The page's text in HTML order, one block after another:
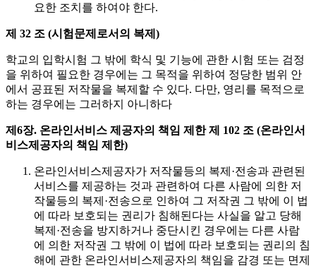
요한 조치를 하여야 한다.
제 32 조 (시험문제로서의 복제)
학교의 입학시험 그 밖에 학식 및 기능에 관한 시험 또는 검정
을 위하여 필요한 경우에는 그 목적을 위하여 정당한 범위 안
에서 공표된 저작물을 복제할 수 있다. 다만, 영리를 목적으로
하는 경우에는 그러하지 아니하다
제6장. 온라인서비스 제공자의 책임 제한 제 102 조 (온라인서
비스제공자의 책임 제한)
온라인서비스제공자가 저작물등의 복제·전송과 관련된
서비스를 제공하는 것과 관련하여 다른 사람에 의한 저
작물등의 복제·전송으로 인하여 그 저작권 그 밖에 이 법
에 따라 보호되는 권리가 침해된다는 사실을 알고 당해
복제·전송을 방지하거나 중단시킨 경우에는 다른 사람
에 의한 저작권 그 밖에 이 법에 따라 보호되는 권리의 침
해에 관한 온라인서비스제공자의 책임을 감경 또는 면제